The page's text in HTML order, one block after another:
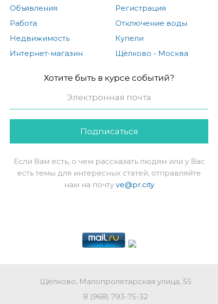
Объявления
Работа
Недвижимость
Интернет-магазин
Регистрация
Отключение воды
Купели
Щёлково - Москва
Хотите быть в курсе событий?
Подписаться
Если Вам есть, о чем рассказать людям или у Вас
есть темы для интересных статей, отправляйте
нам на почту ve@pr.city
Щёлково, Малопролетарская улица, 55
8 (968) 793-75-32